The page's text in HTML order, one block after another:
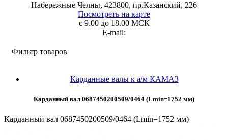
Набережные Челны, 423800, пр.Казанский, 226
Посмотреть на карте
с 9.00 до 18.00 МСК
E-mail:
Фильтр товаров
Карданные валы к а/м КАМАЗ
Карданный вал 0687450200509/0464 (Lmin=1752 мм)
Карданный вал 0687450200509/0464 (Lmin=1752 мм)